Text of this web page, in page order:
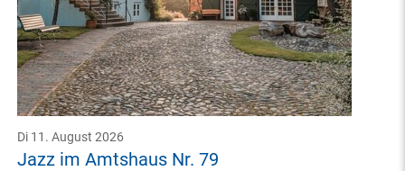
Jazz im Amtshaus Nr. 79
Di 11. August 2026